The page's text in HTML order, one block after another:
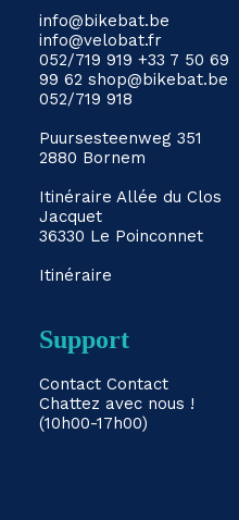
info@bikebat.be
info@velobat.fr
052/719 919 +33 7 50 69
99 62 shop@bikebat.be
052/719 918
Puursesteenweg 351
2880 Bornem
Itinéraire Allée du Clos
Jacquet
36330 Le Poinconnet
Itinéraire
Support
Contact Contact
Chattez avec nous !
(10h00-17h00)